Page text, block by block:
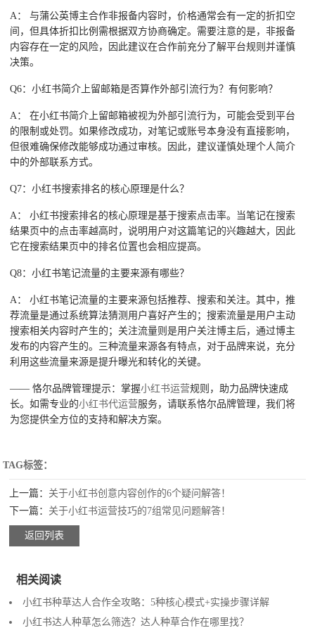
A： 与蒲公英博主合作非报备内容时，价格通常会有一定的折扣空
间，但具体折扣比例需根据双方协商确定。需要注意的是，非报备
内容存在一定的风险，因此建议在合作前充分了解平台规则并谨慎
决策。
Q6：小红书简介上留邮箱是否算作外部引流行为？有何影响？
A： 在小红书简介上留邮箱被视为外部引流行为，可能会受到平台
的限制或处罚。如果修改成功，对笔记或账号本身没有直接影响，
但很难确保修改能够成功通过审核。因此，建议谨慎处理个人简介
中的外部联系方式。
Q7：小红书搜索排名的核心原理是什么？
A： 小红书搜索排名的核心原理是基于搜索点击率。当笔记在搜索
结果页中的点击率越高时，说明用户对这篇笔记的兴趣越大，因此
它在搜索结果页中的排名位置也会相应提高。
Q8：小红书笔记流量的主要来源有哪些？
A： 小红书笔记流量的主要来源包括推荐、搜索和关注。其中，推
荐流量是通过系统算法猜测用户喜好产生的；搜索流量是用户主动
搜索相关内容时产生的；关注流量则是用户关注博主后，通过博主
发布的内容产生的。三种流量来源各有特点，对于品牌来说，充分
利用这些流量来源是提升曝光和转化的关键。
—— 恪尔品牌管理提示：掌握小红书运营规则，助力品牌快速成
长。如需专业的小红书代运营服务，请联系恪尔品牌管理，我们将
为您提供全方位的支持和解决方案。
TAG标签：
上一篇： 关于小红书创意内容创作的6个疑问解答！
下一篇： 关于小红书运营技巧的7组常见问题解答！
返回列表
相关阅读
小红书种草达人合作全攻略：5种核心模式+实操步骤详解
小红书达人种草怎么筛选？达人种草合作在哪里找？